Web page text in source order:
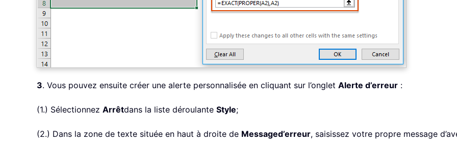
3. Vous pouvez ensuite créer une alerte personnalisée en cliquant sur l’onglet Alerte d’erreur :
(1.) Sélectionnez Arrêtdans la liste déroulante Style;
(2.) Dans la zone de texte située en haut à droite de Messaged’erreur, saisissez votre propre message